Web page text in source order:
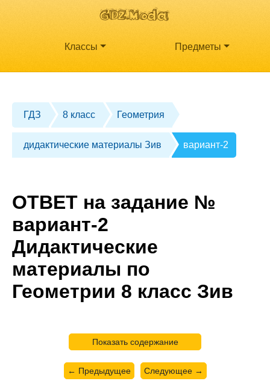
Классы Предметы
ГДЗ 8 класс Геометрия
дидактические материалы Зив вариант-2
ОТВЕТ на задание №
вариант-2
Дидактические
материалы по
Геометрии 8 класс Зив
Показать содержание
← Предыдущее Следующее →